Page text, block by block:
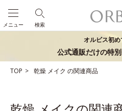
検索
メニュー
オルビス初
公式通販だけの特
TOP 乾燥 メイク の関連商品